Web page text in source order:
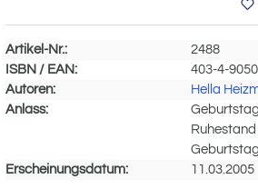
Artikel-Nr.:
2488
ISBN / EAN:
403-4-
Autoren:
Hella
Anlass:
Geburtstag
Erscheinungsdatum:
11.03.2005